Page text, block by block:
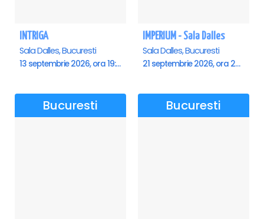
INTRIGA
Sala Dalles, Bucuresti
13 septembrie 2026, ora 19:00
IMPERIUM - Sala Dalles
Sala Dalles, Bucuresti
21 septembrie 2026, ora 20:00
Bucuresti Bucuresti